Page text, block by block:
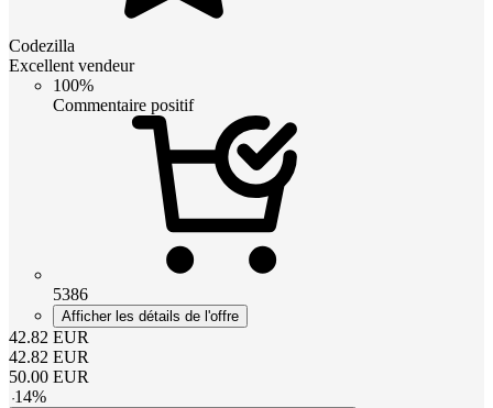
Codezilla
Excellent vendeur
100%
Commentaire positif
5386
Afficher les détails de l'offre
42.82 EUR
42.82 EUR
50.00 EUR
-14%